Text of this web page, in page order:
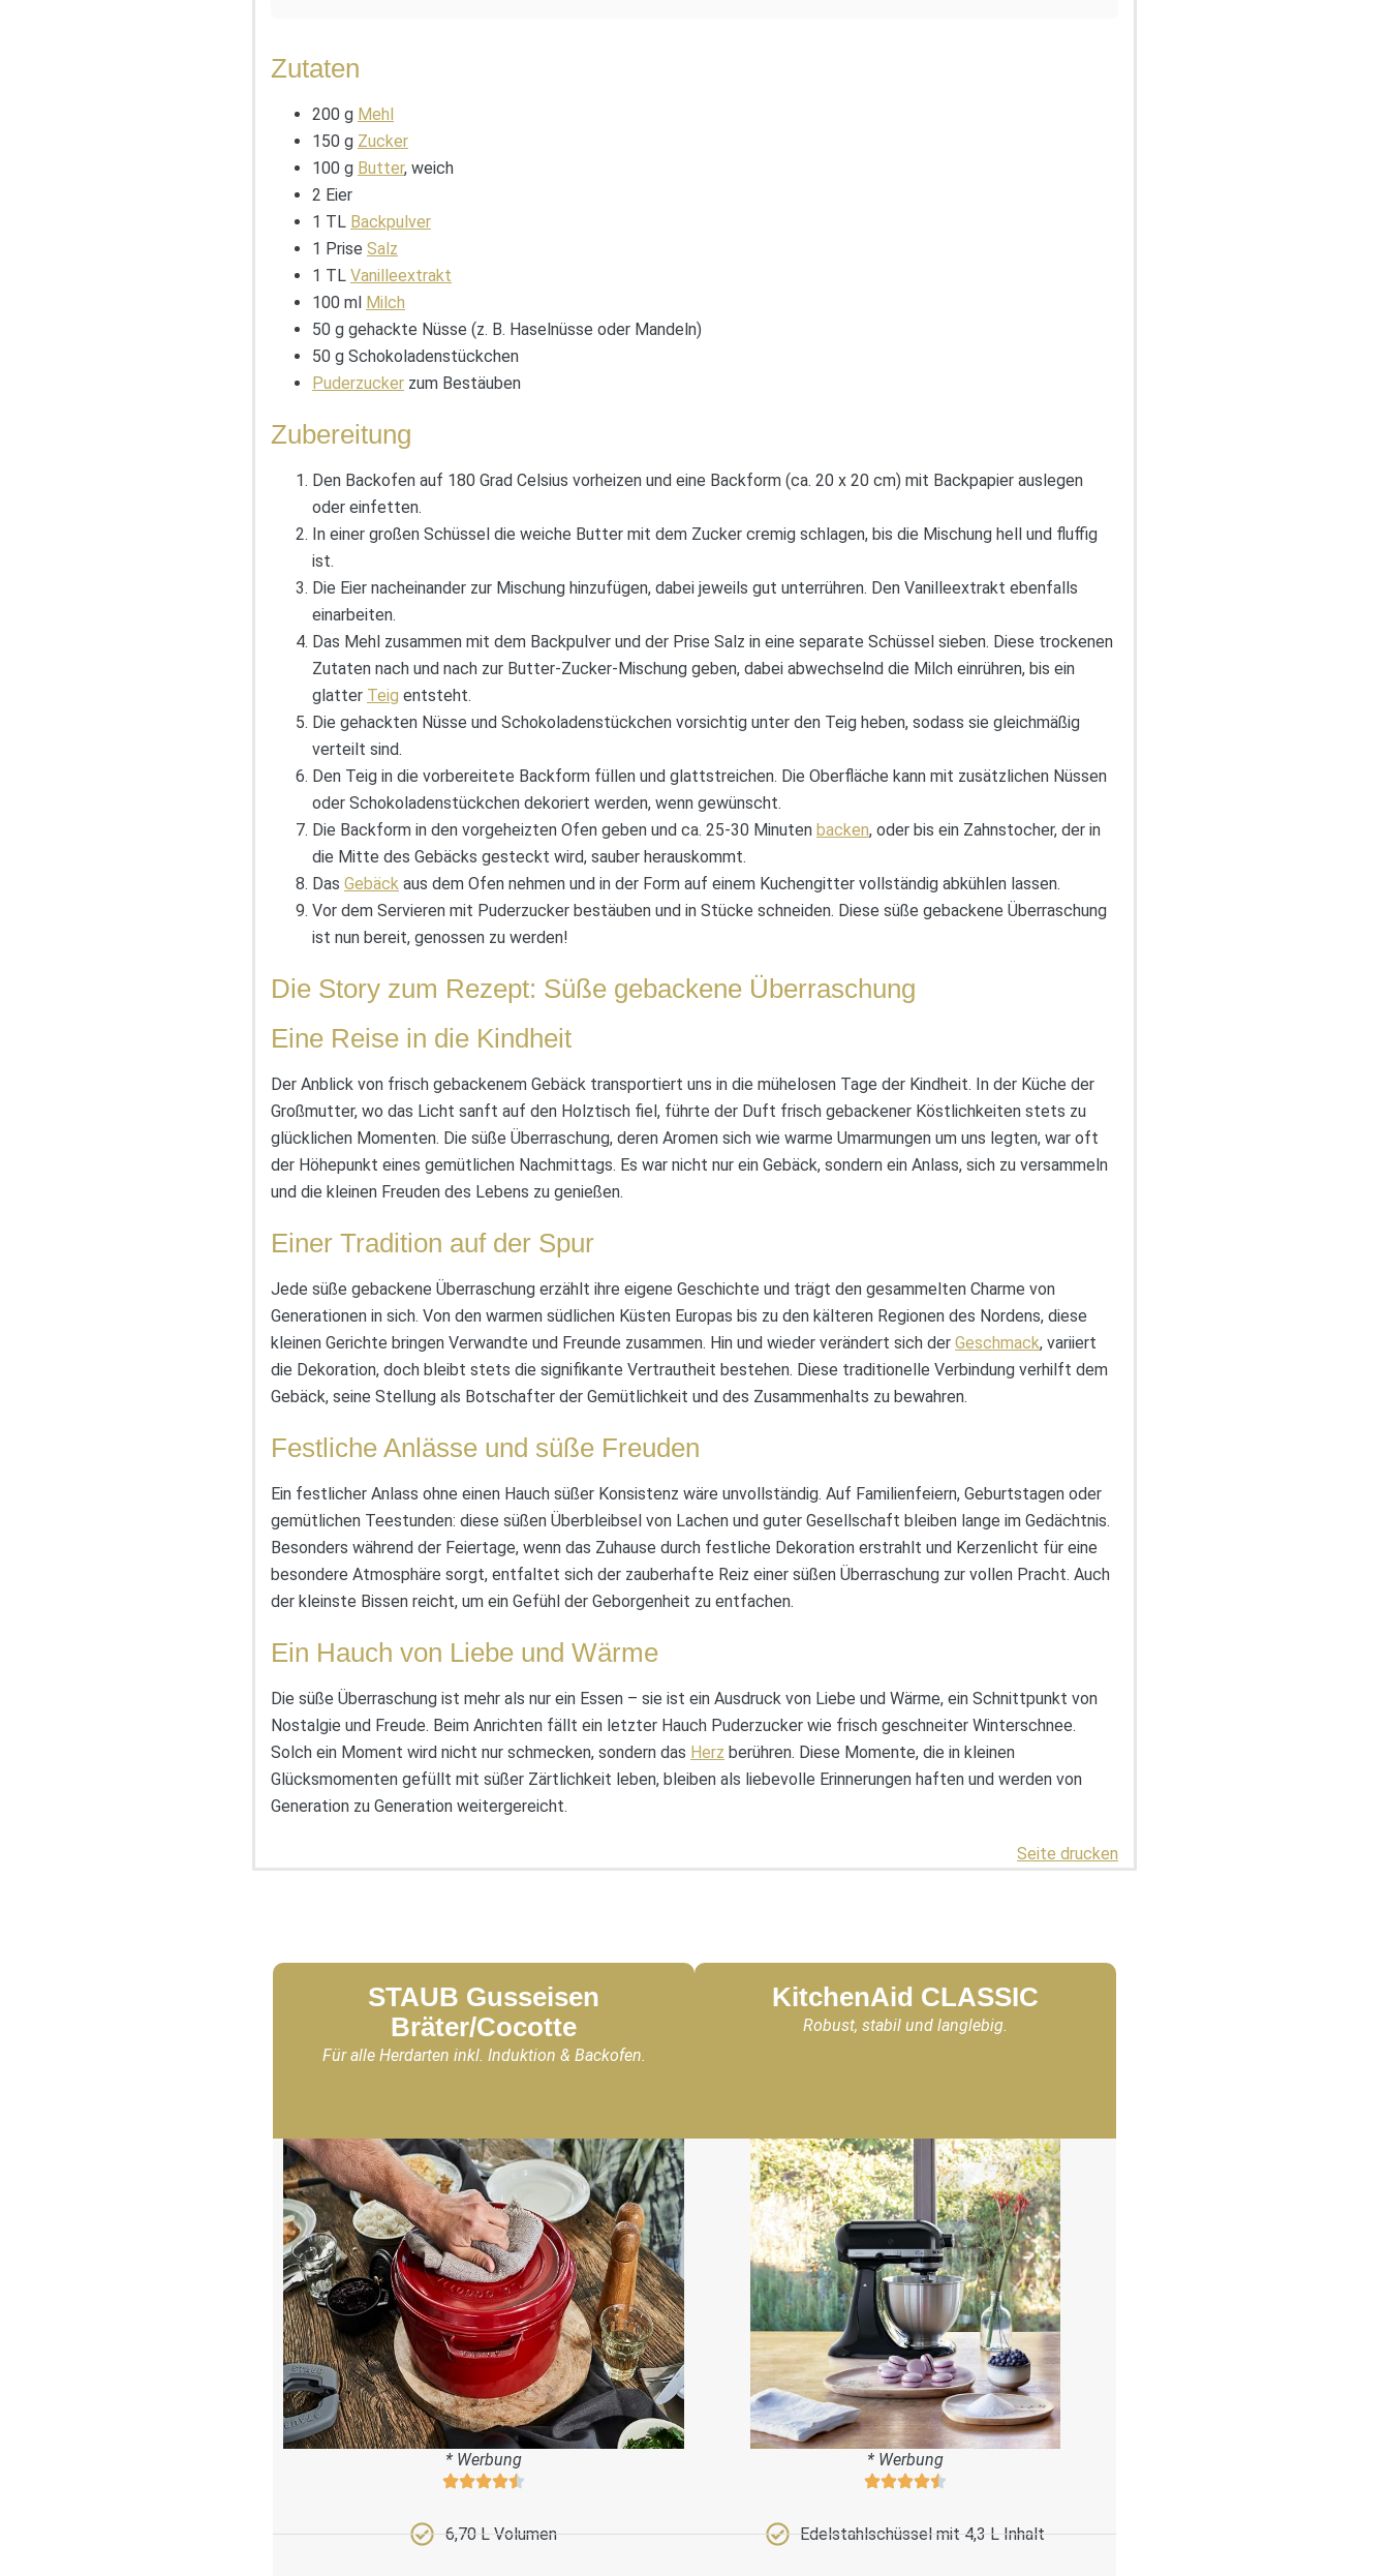
Zutaten
200 g Mehl
150 g Zucker
100 g Butter, weich
2 Eier
1 TL Backpulver
1 Prise Salz
1 TL Vanilleextrakt
100 ml Milch
50 g gehackte Nüsse (z. B. Haselnüsse oder Mandeln)
50 g Schokoladenstückchen
Puderzucker zum Bestäuben
Zubereitung
Den Backofen auf 180 Grad Celsius vorheizen und eine Backform (ca. 20 x 20 cm) mit Backpapier auslegen
oder einfetten.
In einer großen Schüssel die weiche Butter mit dem Zucker cremig schlagen, bis die Mischung hell und fluffig
ist.
Die Eier nacheinander zur Mischung hinzufügen, dabei jeweils gut unterrühren. Den Vanilleextrakt ebenfalls
einarbeiten.
Das Mehl zusammen mit dem Backpulver und der Prise Salz in eine separate Schüssel sieben. Diese trockenen
Zutaten nach und nach zur Butter-Zucker-Mischung geben, dabei abwechselnd die Milch einrühren, bis ein
glatter Teig entsteht.
Die gehackten Nüsse und Schokoladenstückchen vorsichtig unter den Teig heben, sodass sie gleichmäßig
verteilt sind.
Den Teig in die vorbereitete Backform füllen und glattstreichen. Die Oberfläche kann mit zusätzlichen Nüssen
oder Schokoladenstückchen dekoriert werden, wenn gewünscht.
Die Backform in den vorgeheizten Ofen geben und ca. 25-30 Minuten backen, oder bis ein Zahnstocher, der in
die Mitte des Gebäcks gesteckt wird, sauber herauskommt.
Das Gebäck aus dem Ofen nehmen und in der Form auf einem Kuchengitter vollständig abkühlen lassen.
Vor dem Servieren mit Puderzucker bestäuben und in Stücke schneiden. Diese süße gebackene Überraschung
ist nun bereit, genossen zu werden!
Die Story zum Rezept: Süße gebackene Überraschung
Eine Reise in die Kindheit
Der Anblick von frisch gebackenem Gebäck transportiert uns in die mühelosen Tage der Kindheit. In der Küche der
Großmutter, wo das Licht sanft auf den Holztisch fiel, führte der Duft frisch gebackener Köstlichkeiten stets zu
glücklichen Momenten. Die süße Überraschung, deren Aromen sich wie warme Umarmungen um uns legten, war oft
der Höhepunkt eines gemütlichen Nachmittags. Es war nicht nur ein Gebäck, sondern ein Anlass, sich zu versammeln
und die kleinen Freuden des Lebens zu genießen.
Einer Tradition auf der Spur
Jede süße gebackene Überraschung erzählt ihre eigene Geschichte und trägt den gesammelten Charme von
Generationen in sich. Von den warmen südlichen Küsten Europas bis zu den kälteren Regionen des Nordens, diese
kleinen Gerichte bringen Verwandte und Freunde zusammen. Hin und wieder verändert sich der Geschmack, variiert
die Dekoration, doch bleibt stets die signifikante Vertrautheit bestehen. Diese traditionelle Verbindung verhilft dem
Gebäck, seine Stellung als Botschafter der Gemütlichkeit und des Zusammenhalts zu bewahren.
Festliche Anlässe und süße Freuden
Ein festlicher Anlass ohne einen Hauch süßer Konsistenz wäre unvollständig. Auf Familienfeiern, Geburtstagen oder
gemütlichen Teestunden: diese süßen Überbleibsel von Lachen und guter Gesellschaft bleiben lange im Gedächtnis.
Besonders während der Feiertage, wenn das Zuhause durch festliche Dekoration erstrahlt und Kerzenlicht für eine
besondere Atmosphäre sorgt, entfaltet sich der zauberhafte Reiz einer süßen Überraschung zur vollen Pracht. Auch
der kleinste Bissen reicht, um ein Gefühl der Geborgenheit zu entfachen.
Ein Hauch von Liebe und Wärme
Die süße Überraschung ist mehr als nur ein Essen – sie ist ein Ausdruck von Liebe und Wärme, ein Schnittpunkt von
Nostalgie und Freude. Beim Anrichten fällt ein letzter Hauch Puderzucker wie frisch geschneiter Winterschnee.
Solch ein Moment wird nicht nur schmecken, sondern das Herz berühren. Diese Momente, die in kleinen
Glücksmomenten gefüllt mit süßer Zärtlichkeit leben, bleiben als liebevolle Erinnerungen haften und werden von
Generation zu Generation weitergereicht.
Seite drucken
STAUB Gusseisen
Bräter/Cocotte
Für alle Herdarten inkl. Induktion & Backofen.
* Werbung
6,70 L Volumen
KitchenAid CLASSIC
Robust, stabil und langlebig.
* Werbung
Edelstahlschüssel mit 4,3 L Inhalt